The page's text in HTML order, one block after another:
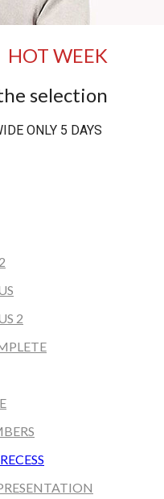
HOT WEEK
selection
ONLY 5 DAYS
2